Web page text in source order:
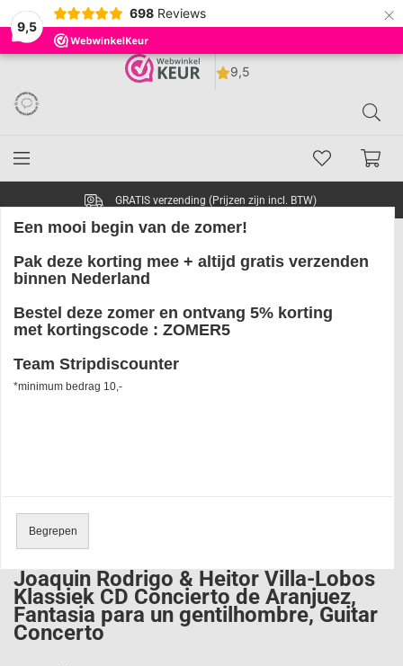
9,5
698 Reviews ×
GRATIS verzending (Prijzen zijn incl. BTW)
Joaquin Rodrigo & Heitor Villa-
Aranjuez, Fantasia para un
gentilhombre, Guitar Concerto
Joaquin Rodrigo & Heitor Villa-Lobos
Klassiek CD Concierto de Aranjuez,
Fantasia para un gentilhombre, Guitar
Concerto
Een mooi begin van de zomer!
Pak deze korting mee + altijdgratis verzenden
binnen Nederland
Bestel deze zomer en ontvang 5% korting
met kortingscode : ZOMER5
Team Stripdiscounter
*minimum bedrag 10,-
Begrepen